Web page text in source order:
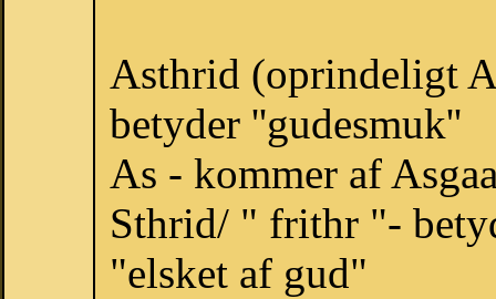
Asthrid (oprindeligt
betyder ''gudesmuk''
As - kommer af
Sthrid/ " frithr "-
"elsket af gud"